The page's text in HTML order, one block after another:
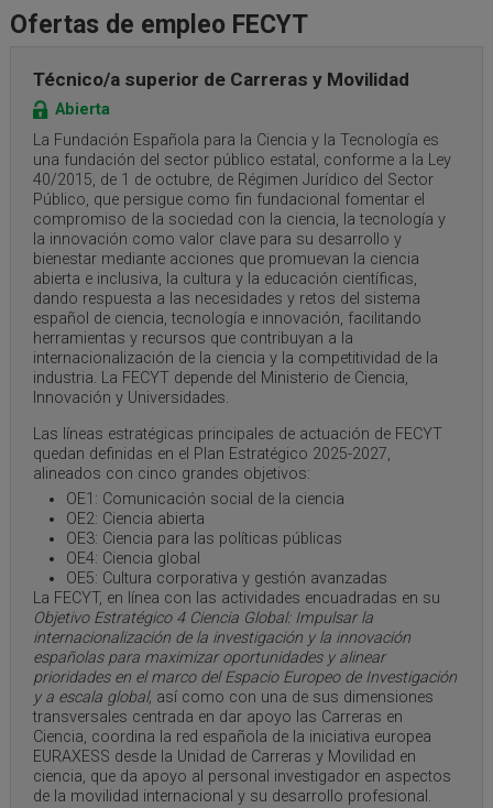
Ofertas de empleo FECYT
Técnico/a superior de Carreras y Movilidad
Abierta
La Fundación Española para la Ciencia y la Tecnología es
una fundación del sector público estatal, conforme a la Ley
40/2015, de 1 de octubre, de Régimen Jurídico del Sector
Público, que persigue como fin fundacional fomentar el
compromiso de la sociedad con la ciencia, la tecnología y
la innovación como valor clave para su desarrollo y
bienestar mediante acciones que promuevan la ciencia
abierta e inclusiva, la cultura y la educación científicas,
dando respuesta a las necesidades y retos del sistema
español de ciencia, tecnología e innovación, facilitando
herramientas y recursos que contribuyan a la
internacionalización de la ciencia y la competitividad de la
industria. La FECYT depende del Ministerio de Ciencia,
Innovación y Universidades.
Las líneas estratégicas principales de actuación de FECYT
quedan definidas en el Plan Estratégico 2025-2027,
alineados con cinco grandes objetivos:
OE1: Comunicación social de la ciencia
OE2: Ciencia abierta
OE3: Ciencia para las políticas públicas
OE4: Ciencia global
OE5: Cultura corporativa y gestión avanzadas
La FECYT, en línea con las actividades encuadradas en su
Objetivo Estratégico 4 Ciencia Global: Impulsar la
internacionalización de la investigación y la innovación
españolas para maximizar oportunidades y alinear
prioridades en el marco del Espacio Europeo de Investigación
y a escala global, así como con una de sus dimensiones
transversales centrada en dar apoyo las Carreras en
Ciencia, coordina la red española de la iniciativa europea
EURAXESS desde la Unidad de Carreras y Movilidad en
ciencia, que da apoyo al personal investigador en aspectos
de la movilidad internacional y su desarrollo profesional.